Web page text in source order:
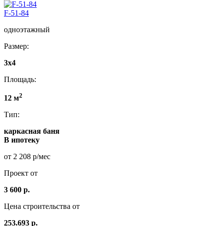
F-51-84
одноэтажный
Размер:
3x4
Площадь:
12 м2
Тип:
каркасная баня
В ипотеку
от 2 208 р/мес
Проект от
3 600 р.
Цена строительства от
253.693 р.